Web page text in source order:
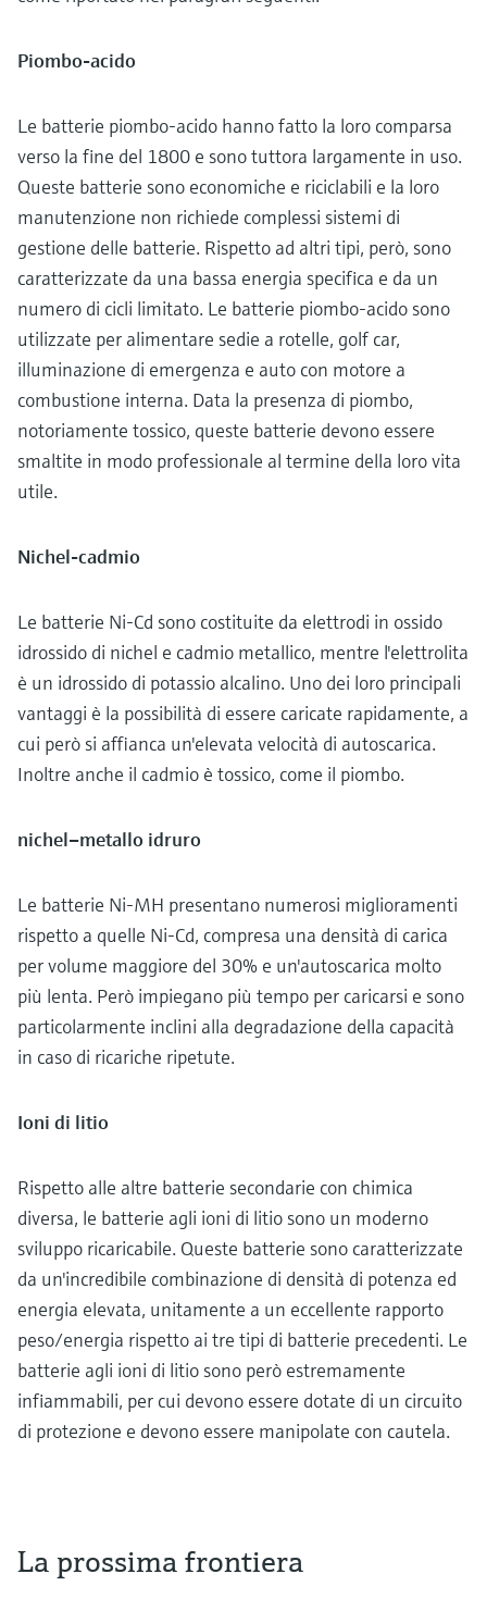
Piombo-acido
Le batterie piombo-acido hanno fatto la loro comparsa
verso la fine del 1800 e sono tuttora largamente in uso.
Queste batterie sono economiche e riciclabili e la loro
manutenzione non richiede complessi sistemi di
gestione delle batterie. Rispetto ad altri tipi, però, sono
caratterizzate da una bassa energia specifica e da un
numero di cicli limitato. Le batterie piombo-acido sono
utilizzate per alimentare sedie a rotelle, golf car,
illuminazione di emergenza e auto con motore a
combustione interna. Data la presenza di piombo,
notoriamente tossico, queste batterie devono essere
smaltite in modo professionale al termine della loro vita
utile.
Nichel-cadmio
Le batterie Ni-Cd sono costituite da elettrodi in ossido
idrossido di nichel e cadmio metallico, mentre l'elettrolita
è un idrossido di potassio alcalino. Uno dei loro principali
vantaggi è la possibilità di essere caricate rapidamente, a
cui però si affianca un'elevata velocità di autoscarica.
Inoltre anche il cadmio è tossico, come il piombo.
nichel–metallo idruro
Le batterie Ni-MH presentano numerosi miglioramenti
rispetto a quelle Ni-Cd, compresa una densità di carica
per volume maggiore del 30% e un'autoscarica molto
più lenta. Però impiegano più tempo per caricarsi e sono
particolarmente inclini alla degradazione della capacità
in caso di ricariche ripetute.
Ioni di litio
Rispetto alle altre batterie secondarie con chimica
diversa, le batterie agli ioni di litio sono un moderno
sviluppo ricaricabile. Queste batterie sono caratterizzate
da un'incredibile combinazione di densità di potenza ed
energia elevata, unitamente a un eccellente rapporto
peso/energia rispetto ai tre tipi di batterie precedenti. Le
batterie agli ioni di litio sono però estremamente
infiammabili, per cui devono essere dotate di un circuito
di protezione e devono essere manipolate con cautela.
La prossima frontiera